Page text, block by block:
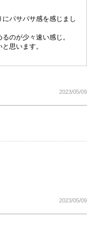
パサパサ感を感じまし
のが少々速い感じ。
思います。
2023/05/09
2023/05/09